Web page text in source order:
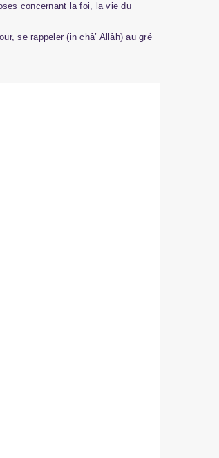
concernant la foi, la vie du
se rappeler (in châ’ Allâh) au gré